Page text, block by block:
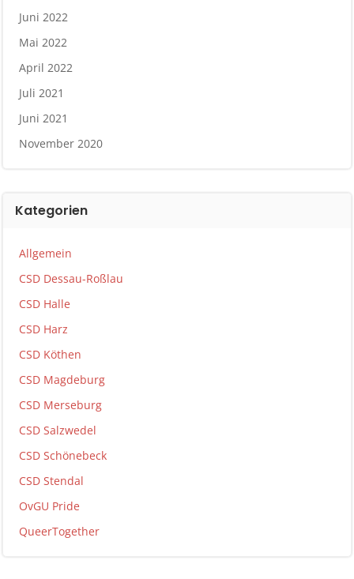
Juni 2022
Mai 2022
April 2022
Juli 2021
Juni 2021
November 2020
Kategorien
Allgemein
CSD Dessau-Roßlau
CSD Halle
CSD Harz
CSD Köthen
CSD Magdeburg
CSD Merseburg
CSD Salzwedel
CSD Schönebeck
CSD Stendal
OvGU Pride
QueerTogether